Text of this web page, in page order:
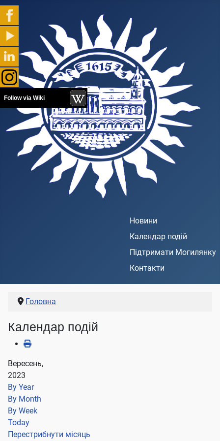
Follow via Wiki
Новини
Календар подій
Підтримати Могилянку
Контакти
Головна
Календар подій
Вересень,
2023
By Year
By Month
By Week
Today
Перестрибнути місяць